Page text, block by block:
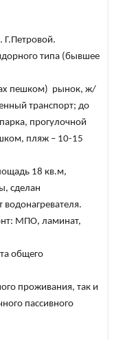
Г.Петровой.
типа (бывшее
пешком) рынок, ж/
транспорт; до
прогулочной
пляж – 10-15
18 кв.м,
сделан
МПО, ламинат,
общего
проживания, так и
пассивного